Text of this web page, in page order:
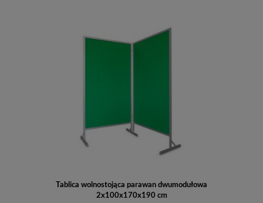
Tablica wolnostojąca parawan dwumodułowa
2x100x170x190 cm